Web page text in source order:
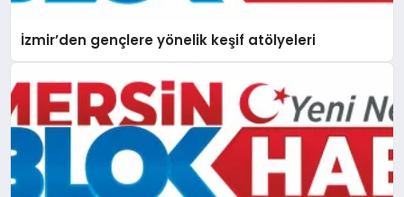
İzmir’den gençlere yönelik keşif atölyeleri